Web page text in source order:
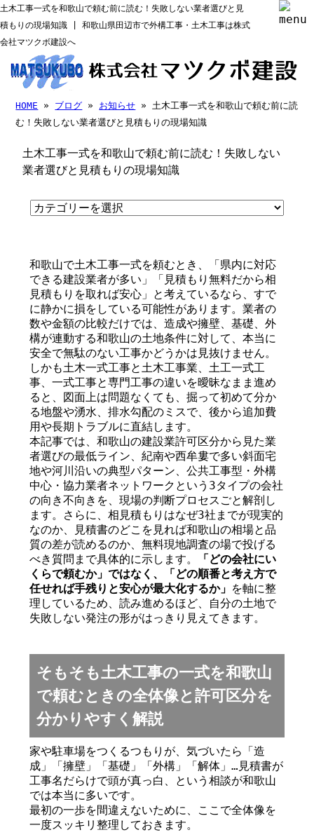
土木工事一式を和歌山で頼む前に読む！失敗しない業者選びと見
積もりの現場知識 | 和歌山県田辺市で外構工事・土木工事は株式
会社マツクボ建設へ
HOME » ブログ » お知らせ » 土木工事一式を和歌山で頼む前に読
む！失敗しない業者選びと見積もりの現場知識
土木工事一式を和歌山で頼む前に読む！失敗しない
業者選びと見積もりの現場知識
和歌山で土木工事一式を頼むとき、「県内に対応
できる建設業者が多い」「見積もり無料だから相
見積もりを取れば安心」と考えているなら、すで
に静かに損をしている可能性があります。業者の
数や金額の比較だけでは、造成や擁壁、基礎、外
構が連動する和歌山の土地条件に対して、本当に
安全で無駄のない工事かどうかは見抜けません。
しかも土木一式工事と土木工事業、土工一式工
事、一式工事と専門工事の違いを曖昧なまま進め
ると、図面上は問題なくても、掘って初めて分か
る地盤や湧水、排水勾配のミスで、後から追加費
用や長期トラブルに直結します。
本記事では、和歌山の建設業許可区分から見た業
者選びの最低ライン、紀南や西牟婁で多い斜面宅
地や河川沿いの典型パターン、公共工事型・外構
中心・協力業者ネットワークという3タイプの会社
の向き不向きを、現場の判断プロセスごと解剖し
ます。さらに、相見積もりはなぜ3社までが現実的
なのか、見積書のどこを見れば和歌山の相場と品
質の差が読めるのか、無料現地調査の場で投げる
べき質問まで具体的に示します。
「どの会社にい
くらで頼むか」ではなく、「どの順番と考え方で
任せれば手残りと安心が最大化するか」 を軸に整
理しているため、読み進めるほど、自分の土地で
失敗しない発注の形がはっきり見えてきます。
そもそも土木工事の一式を和歌山
で頼むときの全体像と許可区分を
分かりやすく解説
家や駐車場をつくるつもりが、気づいたら「造
成」「擁壁」「基礎」「外構」「解体」…見積書が
工事名だらけで頭が真っ白、という相談が和歌山
では本当に多いです。
最初の一歩を間違えないために、ここで全体像を
一度スッキリ整理しておきます。